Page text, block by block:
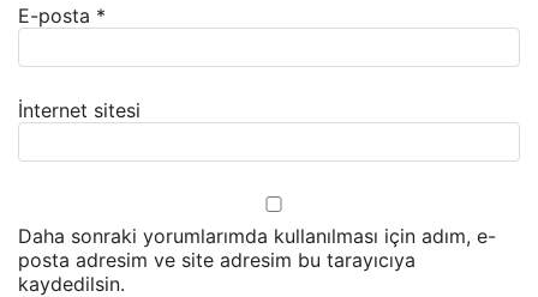
E-posta *
İnternet sitesi
Daha sonraki yorumlarımda kullanılması için adım, e-
posta adresim ve site adresim bu tarayıcıya
kaydedilsin.